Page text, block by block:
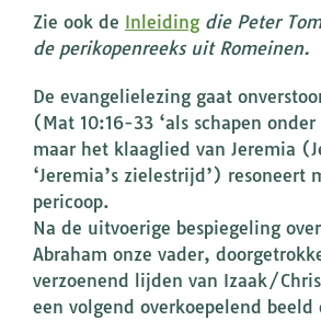
Zie ook de Inleiding die Peter
de perikopenreeks uit Romeinen.
De evangelielezing gaat
(Mat 10:16-33 ‘als schapen
maar het klaaglied van Jeremia
‘Jeremia’s zielestrijd’) resoneert
pericoop.
Na de uitvoerige bespiegeling
Abraham onze vader,
verzoenend lijden van Izaak/
een volgend overkoepelend beeld